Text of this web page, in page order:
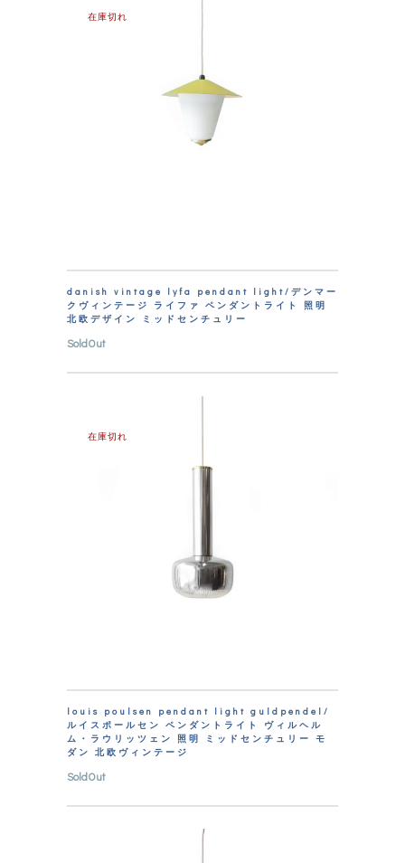
在庫切れ
danish vintage lyfa pendant light/デンマー
クヴィンテージ ライファ ペンダントライト 照明
北欧デザイン ミッドセンチュリー
SoldOut
在庫切れ
louis poulsen pendant light guldpendel/
ルイスポールセン ペンダントライト ヴィルヘル
ム・ラウリッツェン 照明 ミッドセンチュリー モ
ダン 北欧ヴィンテージ
SoldOut